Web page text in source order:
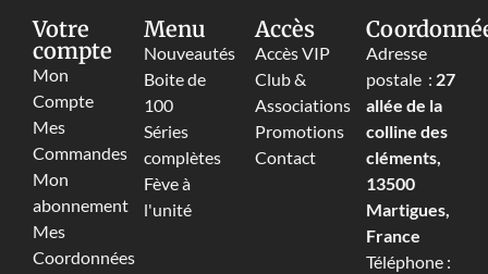
Votre
compte
Mon
Compte
Mes
Commandes
Mon
abonnement
Mes
Coordonnées
Menu
Nouveautés
Boite de
100
Séries
complètes
Fève à
l'unité
Accès
Accès VIP
Club &
Associations
Promotions
Contact
Adresse
postale : 27
allée de la
colline des
cléments,
13500
Martigues,
France
Téléphone :